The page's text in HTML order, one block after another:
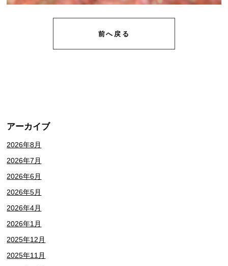
前へ戻る
アーカイブ
2026年8月
2026年7月
2026年6月
2026年5月
2026年4月
2026年1月
2025年12月
2025年11月